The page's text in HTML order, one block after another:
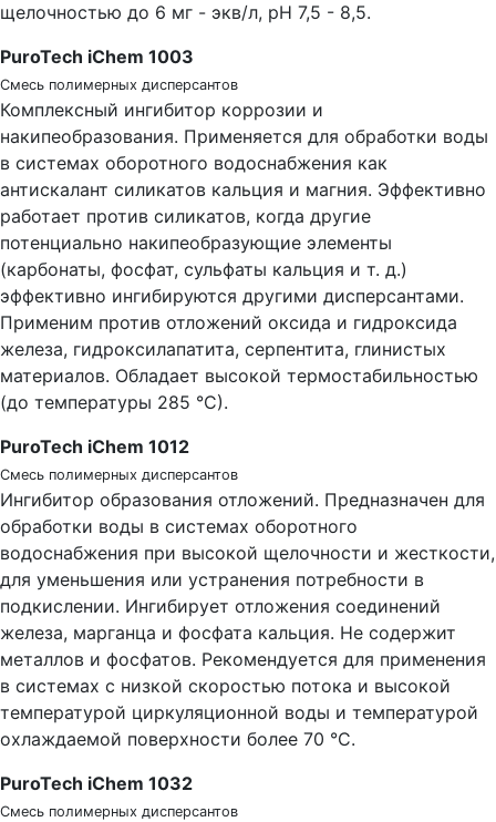
щелочностью до 6 мг - экв/л, рН 7,5 - 8,5.
PuroTech iChem 1003
Смесь полимерных дисперсантов
Комплексный ингибитор коррозии и
накипеобразования. Применяется для обработки воды
в системах оборотного водоснабжения как
антискалант силикатов кальция и магния. Эффективно
работает против силикатов, когда другие
потенциально накипеобразующие элементы
(карбонаты, фосфат, сульфаты кальция и т. д.)
эффективно ингибируются другими дисперсантами.
Применим против отложений оксида и гидроксида
железа, гидроксилапатита, серпентита, глинистых
материалов. Обладает высокой термостабильностью
(до температуры 285 °С).
PuroTech iChem 1012
Смесь полимерных дисперсантов
Ингибитор образования отложений. Предназначен для
обработки воды в системах оборотного
водоснабжения при высокой щелочности и жесткости,
для уменьшения или устранения потребности в
подкислении. Ингибирует отложения соединений
железа, марганца и фосфата кальция. Не содержит
металлов и фосфатов. Рекомендуется для применения
в системах с низкой скоростью потока и высокой
температурой циркуляционной воды и температурой
охлаждаемой поверхности более 70 °С.
PuroTech iChem 1032
Смесь полимерных дисперсантов